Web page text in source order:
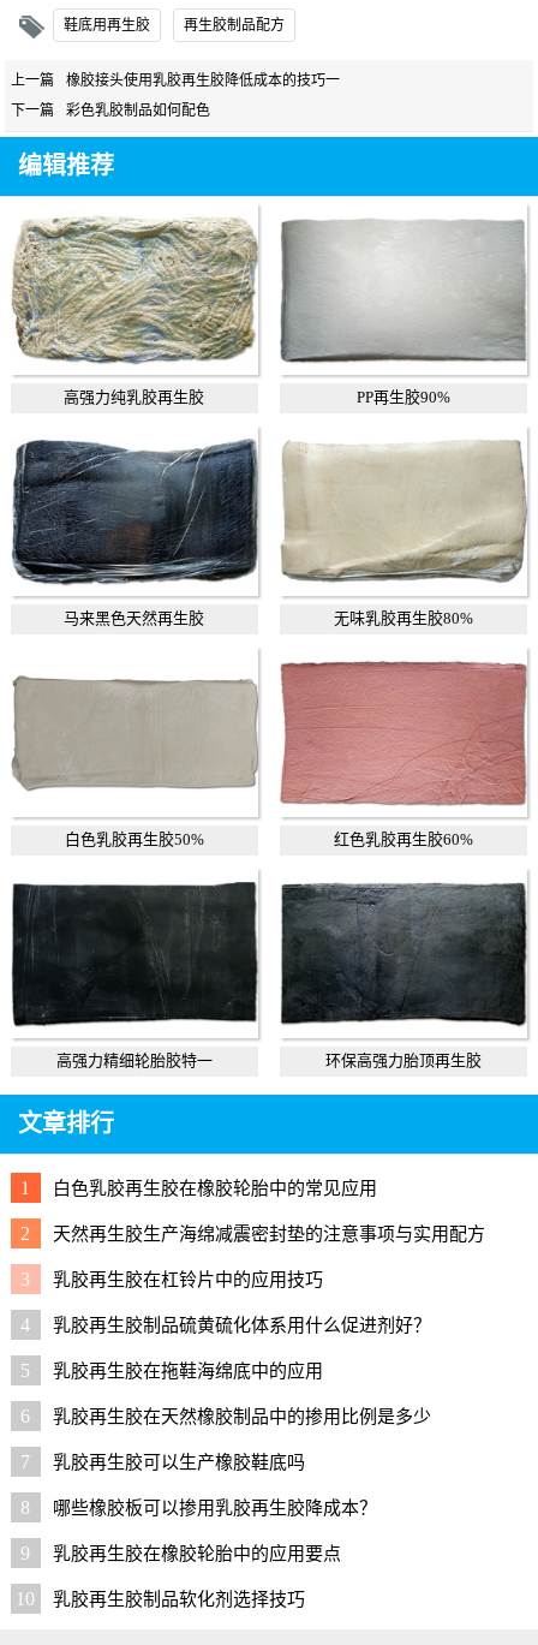
鞋底用再生胶 再生胶制品配方
上一篇
橡胶接头使用乳胶再生胶降低成本的技巧一
下一篇
彩色乳胶制品如何配色
编辑推荐
高强力纯乳胶再生胶 PP再生胶90%
马来黑色天然再生胶 无味乳胶再生胶80%
白色乳胶再生胶50% 红色乳胶再生胶60%
高强力精细轮胎胶特一 环保高强力胎顶再生胶
文章排行
1 白色乳胶再生胶在橡胶轮胎中的常见应用
2 天然再生胶生产海绵减震密封垫的注意事项与实用配方
3 乳胶再生胶在杠铃片中的应用技巧
4 乳胶再生胶制品硫黄硫化体系用什么促进剂好？
5 乳胶再生胶在拖鞋海绵底中的应用
6 乳胶再生胶在天然橡胶制品中的掺用比例是多少
7 乳胶再生胶可以生产橡胶鞋底吗
8 哪些橡胶板可以掺用乳胶再生胶降成本？
9 乳胶再生胶在橡胶轮胎中的应用要点
10 乳胶再生胶制品软化剂选择技巧